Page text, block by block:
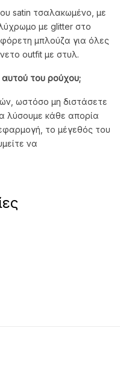
satin τσαλακωμένο, με
με glitter στο
μπλούζα για όλες
outfit με στυλ.
του ρούχου;
ωστόσο μη διστάσετε
λύσουμε κάθε απορία
το μέγεθός του
να